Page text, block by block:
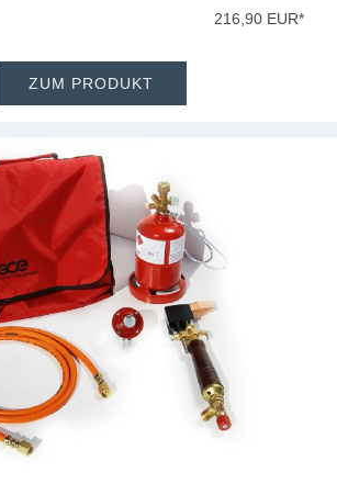
216,90 EUR*
ZUM PRODUKT